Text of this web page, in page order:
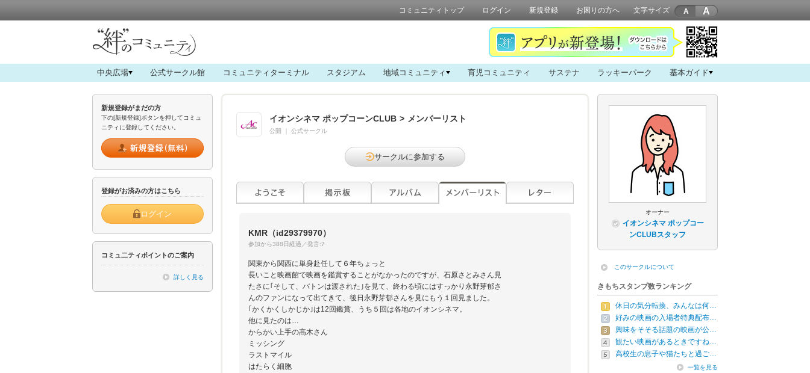
コミュニティトップ ログイン 新規登録 お困りの方へ 文字サイズ A
中央広場 公式サークル館 コミュニティターミナル スタジアム 地域コミュニティ 育児コミュニティ サステナ ラッキーパーク 基本ガイド
新規登録がまだの方
下の[新規登録]ボタンを押してコミュ
ニティに登録してください。
登録がお済みの方はこちら
ログイン
コミュ二ティポイントのご案内
詳しく見る
イオンシネマ ポップコーンCLUB > メンバーリスト
公開 公式サークル
サークルに参加する
KMR （id29379970）
参加から388日経過／発言:7
関東から関西に単身赴任して６年ちょっと
長いこと映画館で映画を鑑賞することがなかったのですが、石原さとみさん見
たさに｢そして、バトンは渡された｣を見て、終わる頃にはすっかり永野芽郁さ
んのファンになって出てきて、後日永野芽郁さんを見にもう１回見ました。
｢かくかくしかじか｣は12回鑑賞、うち５回は各地のイオンシネマ。
他に見たのは…
からかい上手の高木さん
ミッシング
ラストマイル
はたらく細胞
オーナー
イオンシネマ ポップコー
ンCLUBスタッフ
このサークルについて
きもちスタンプ数ランキング
休日の気分転換、みんなは何…
好みの映画の入場者特典配布…
興味をそそる話題の映画が公…
観たい映画があるときですね…
高校生の息子や猫たちと過ご…
一覧を見る